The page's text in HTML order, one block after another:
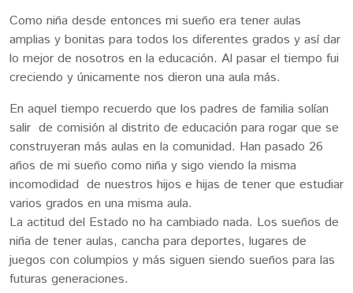
Como niña desde entonces mi sueño era tener aulas
amplias y bonitas para todos los diferentes grados y así dar
lo mejor de nosotros en la educación. Al pasar el tiempo fui
creciendo y únicamente nos dieron una aula más.
En aquel tiempo recuerdo que los padres de familia solían
salir de comisión al distrito de educación para rogar que se
construyeran más aulas en la comunidad. Han pasado 26
años de mi sueño como niña y sigo viendo la misma
incomodidad de nuestros hijos e hijas de tener que estudiar
varios grados en una misma aula.
La actitud del Estado no ha cambiado nada. Los sueños de
niña de tener aulas, cancha para deportes, lugares de
juegos con columpios y más siguen siendo sueños para las
futuras generaciones.